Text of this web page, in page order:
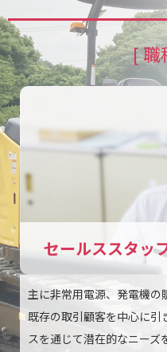
[ 職
セールススタッ
主に非常用電源、発電機の
既存の取引顧客を中心に引
スを通じて潜在的なニーズ